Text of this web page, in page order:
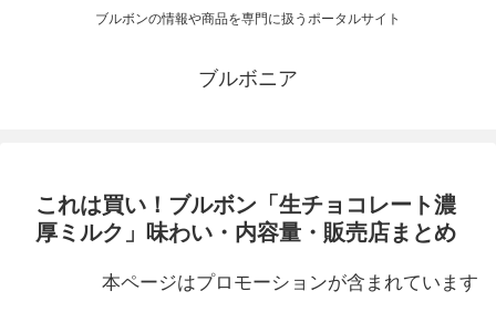
ブルボンの情報や商品を専門に扱うポータルサイト
ブルボニア
これは買い！ブルボン「生チョコレート濃
厚ミルク」味わい・内容量・販売店まとめ
本ページはプロモーションが含まれています